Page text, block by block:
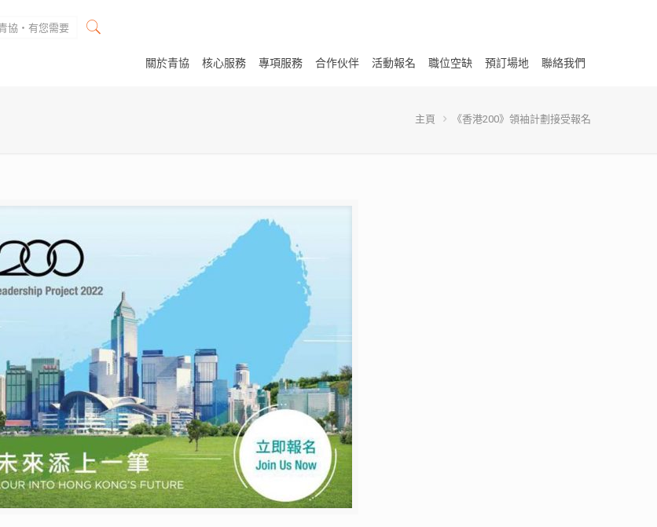
關於青協 核心服務 專項服務 合作伙伴 活動報名 職位空缺 預訂場地 聯絡我們
主頁 《香港200》領袖計劃接受報名